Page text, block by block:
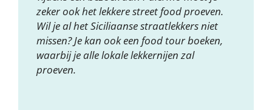
zeker ook het lekkere street food proeven.
Wil je al het Siciliaanse straatlekkers niet
missen? Je kan ook een food tour boeken,
waarbij je alle lokale lekkernijen zal
proeven.